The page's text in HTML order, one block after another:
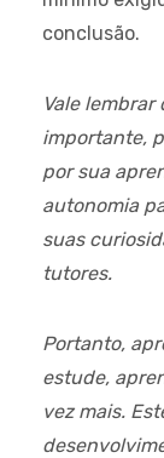
conclusão.
Vale lembrar
importante,
por sua
autonomia
suas
tutores.
Portanto,
estude,
vez mais.